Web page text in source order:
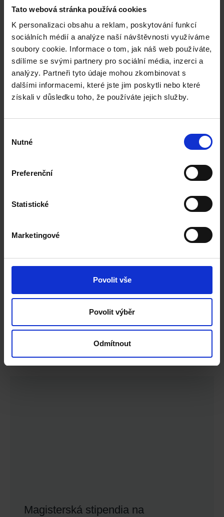
Tato webová stránka používá cookies
K personalizaci obsahu a reklam, poskytování funkcí
sociálních médií a analýze naší návštěvnosti využíváme
soubory cookie. Informace o tom, jak náš web používáte,
sdílíme se svými partnery pro sociální média, inzerci a
analýzy. Partneři tyto údaje mohou zkombinovat s
dalšími informacemi, které jste jim poskytli nebo které
získali v důsledku toho, že používáte jejich služby.
souhlasu
Nutné
Preferenční
Statistické
Marketingové
Povolit vše
Povolit výběr
Odmítnout
Pokud nevnímáš Dubaj jen jako vysněnou
představit i žít, studovat a využít úžasných
pracovních příležitostí a praxe přímo
Read More »
univerzitách v Dubaji pro
představit i žít, studovat a využít úžasných
pracovních příležitostí a praxe přímo
Magisterská stipendia na